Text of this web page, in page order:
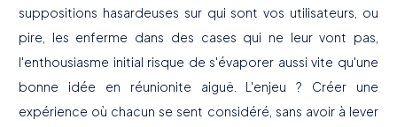
suppositions hasardeuses sur qui sont vos utilisateurs, ou
pire, les enferme dans des cases qui ne leur vont pas,
l'enthousiasme initial risque de s'évaporer aussi vite qu'une
bonne idée en réunionite aiguë. L'enjeu ? Créer une
expérience où chacun se sent considéré, sans avoir à lever